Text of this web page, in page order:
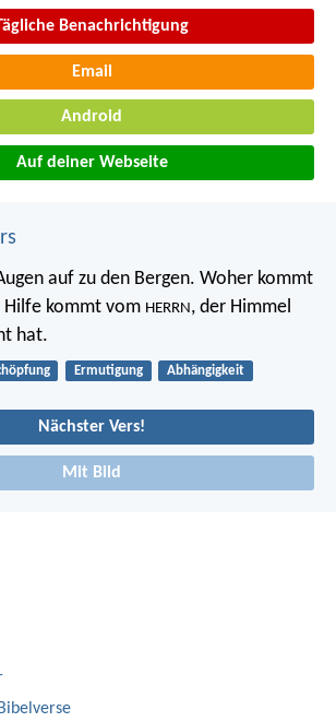
Benachrichtigung
Email
Android
Auf deiner Webseite
auf zu den Bergen. Woher kommt
Hilfe kommt vom HERRN , der Himmel
hat.
Ermutigung Abhängigkeit
Nächster Vers!
Mit Bild